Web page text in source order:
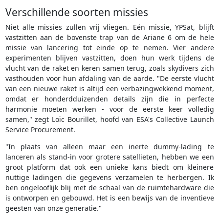
Verschillende soorten missies
Niet alle missies zullen vrij vliegen. Eén missie, YPSat, blijft
vastzitten aan de bovenste trap van de Ariane 6 om de hele
missie van lancering tot einde op te nemen. Vier andere
experimenten blijven vastzitten, doen hun werk tijdens de
vlucht van de raket en keren samen terug, zoals skydivers zich
vasthouden voor hun afdaling van de aarde. "De eerste vlucht
van een nieuwe raket is altijd een verbazingwekkend moment,
omdat er honderdduizenden details zijn die in perfecte
harmonie moeten werken - voor de eerste keer volledig
samen," zegt Loïc Bourillet, hoofd van ESA's Collective Launch
Service Procurement.
"In plaats van alleen maar een inerte dummy-lading te
lanceren als stand-in voor grotere satellieten, hebben we een
groot platform dat ook een unieke kans biedt om kleinere
nuttige ladingen die gegevens verzamelen te herbergen. Ik
ben ongelooflijk blij met de schaal van de ruimtehardware die
is ontworpen en gebouwd. Het is een bewijs van de inventieve
geesten van onze generatie."